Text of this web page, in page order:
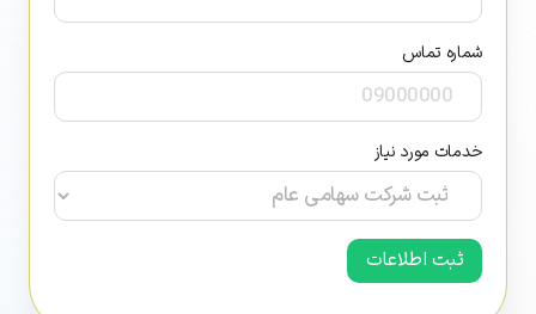
شماره تماس
خدمات مورد نیاز
ثبت اطلاعات
نام و نام خانوادگی
شماره تماس